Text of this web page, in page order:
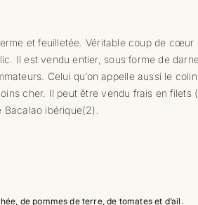
et feuilletée. Véritable coup de
Il est vendu entier, sous forme de
Celui qu’on appelle aussi le
cher. Il peut être vendu frais en
ibérique(2).
de pommes de terre, de tomates et d’ail.